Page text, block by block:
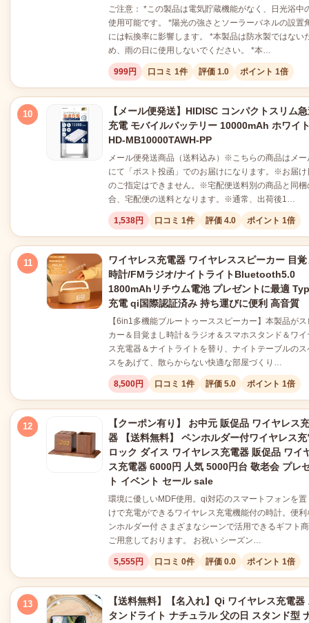
ご注意： *この製品は電気貯蔵機能がなく、日光浴中
使用可能です。 *陽光の強さとソーラーバネルの設置
には転換率に影響します。 *本製品は防水製ではない
め、雨の日に使用しないでください。 *本…
999円 口コミ 1件 評価 1.0 ポイント 1倍
10
【メール便発送】HIDISC コンパクトスリム
充電 モバイルバッテリー 10000mAh ホワイ
HD-MB10000TAWH-PP
メール便発送商品（送料込み）※こちらの商品はメー
にて「ポスト投函」でのお届けになります。※お届け
のご指定はできません。※宅配便送料別の商品と同梱
合、宅配便の送料となります。※通常、出荷後1…
1,538円 口コミ 1件 評価 4.0 ポイント 1倍
11
ワイヤレス充電器 ワイヤレススピーカー 目覚
時計/FMラジオ/ナイトライトBluetooth5.0
1800mAhリチウム電池 プレゼントに最適
充電 qi国際認証済み 持ち運びに便利 高音質
【6in1多機能ブルートゥーススピーカー】本製品がス
カー＆目覚まし時計＆ラジオ＆スマホスタンド＆ワイ
ス充電器＆ナイトライトを替り、ナイトテーブルのス
スをあげて、散らからない快適な部屋づくり…
8,500円 口コミ 1件 評価 5.0 ポイント 1倍
12
【クーポン有り】 お中元 販促品 ワイヤレス
器 【送料無料】 ペンホルダー付ワイヤレス充
ロック ダイス ワイヤレス充電器 販促品 ワイ
ス充電器 6000円 人気 5000円台 敬老会 プレ
ト イベント セール sale
環境に優しいMDF使用。qi対応のスマートフォンを置
けで充電ができるワイヤレス充電機能付の時計。便利
ンホルダー付 さまざまなシーンで活用できるギフト
ご用意しております。 お祝い シーズン…
5,555円 口コミ 0件 評価 0.0 ポイント 1倍
13
【送料無料】【名入れ】Qi ワイヤレス充電器
タンドライト ナチュラル 父の日 スタンド型